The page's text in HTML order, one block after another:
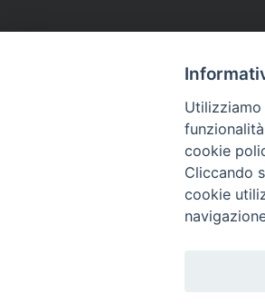
Via Emilia, 19
98124 - Messina
©
cookie
Cliccando
cookie